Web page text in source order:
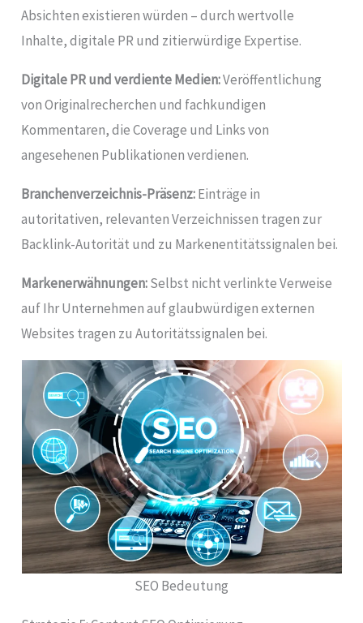
Absichten existieren würden – durch wertvolle
Inhalte, digitale PR und zitierwürdige Expertise.
Digitale PR und verdiente Medien:Veröffentlichung
von Originalrecherchen und fachkundigen
Kommentaren, die Coverage und Links von
angesehenen Publikationen verdienen.
Branchenverzeichnis-Präsenz:Einträge in
autoritativen, relevanten Verzeichnissen tragen zur
Backlink-Autorität und zu Markenentitätssignalen bei.
Markenerwähnungen:Selbst nicht verlinkte Verweise
auf Ihr Unternehmen auf glaubwürdigen externen
Websites tragen zu Autoritätssignalen bei.
SEO Bedeutung